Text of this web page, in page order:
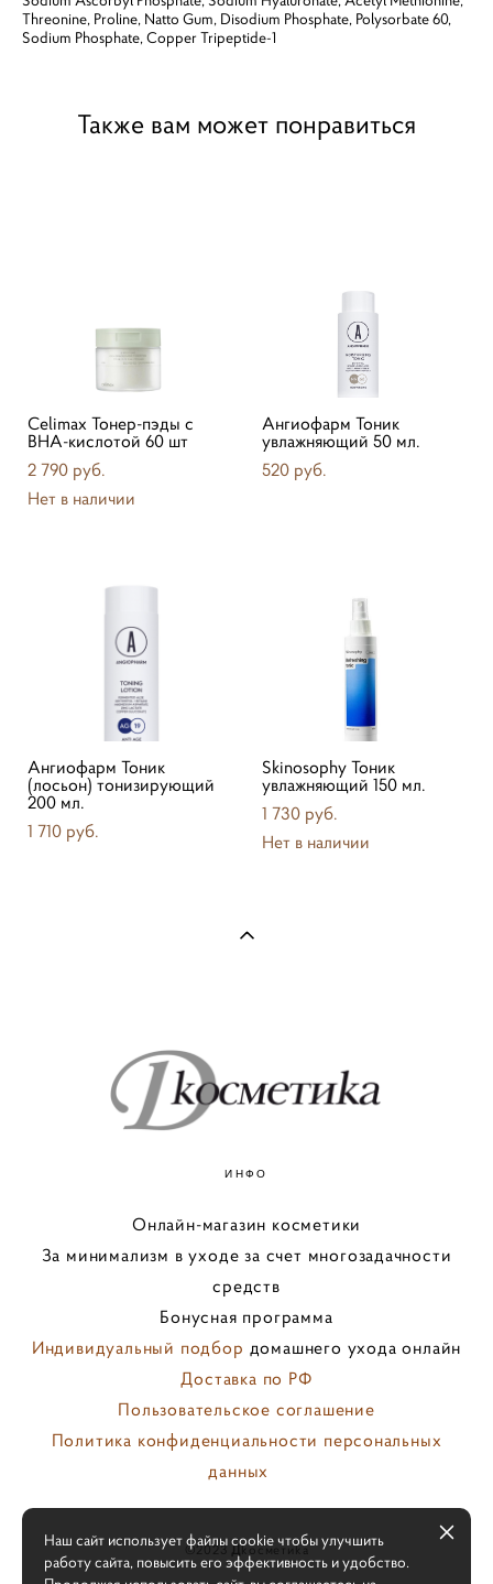
Threonine, Proline, Natto Gum, Disodium Phosphate, Polysorbate 60,
Sodium Phosphate, Copper Tripeptide-1
Также вам может понравиться
Celimax Тонер-пэды с
BHA-кислотой 60 шт
2 790 pуб.
Нет в наличии
Ангиофарм Тоник
увлажняющий 50 мл.
520 pуб.
Ангиофарм Тоник
(лосьон) тонизирующий
200 мл.
1 710 pуб.
Skinosophy Тоник
увлажняющий 150 мл.
1 730 pуб.
Нет в наличии
ИНФО
Онлайн-магазин косметики
За минимализм в уходе за счет многозадачности
средств
Бонусная программа
Индивидуальный подбор домашнего ухода онлайн
Доставка по РФ
Пользовательское соглашение
Политика конфиденциальности персональных
данных
©️2023Дkoсмeтиka
Наш сайт использует файлы cookie чтобы улучшить
работу сайта, повысить его эффективность и удобство.